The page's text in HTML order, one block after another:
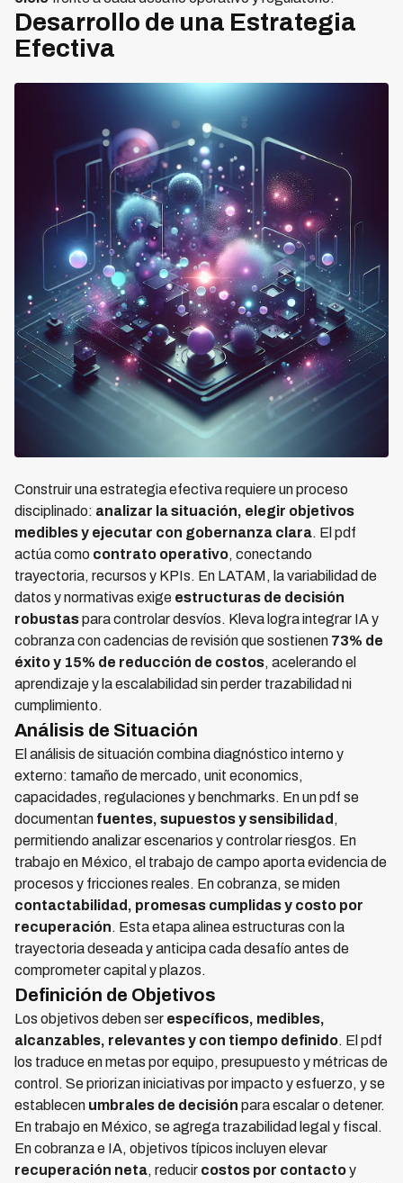
Desarrollo de una Estrategia
Efectiva
Construir una estrategia efectiva requiere un proceso
disciplinado: analizar la situación, elegir objetivos
medibles y ejecutar con gobernanza clara. El pdf
actúa como contrato operativo, conectando
trayectoria, recursos y KPIs. En LATAM, la variabilidad de
datos y normativas exige estructuras de decisión
robustaspara controlar desvíos. Kleva logra integrar IA y
cobranza con cadencias de revisión que sostienen 73% de
éxito y 15% de reducción de costos, acelerando el
aprendizaje y la escalabilidad sin perder trazabilidad ni
cumplimiento.
Análisis de Situación
El análisis de situación combina diagnóstico interno y
externo: tamaño de mercado, unit economics,
capacidades, regulaciones y benchmarks. En un pdf se
documentan fuentes, supuestos y sensibilidad ,
permitiendo analizar escenarios y controlar riesgos. En
trabajo en México, el trabajo de campo aporta evidencia de
procesos y fricciones reales. En cobranza, se miden
contactabilidad, promesas cumplidas y costo por
recuperación. Esta etapa alinea estructuras con la
trayectoria deseada y anticipa cada desafío antes de
comprometer capital y plazos.
Definición de Objetivos
Los objetivos deben ser específicos, medibles,
alcanzables, relevantes y con tiempo definido. El pdf
los traduce en metas por equipo, presupuesto y métricas de
control. Se priorizan iniciativas por impacto y esfuerzo, y se
establecen umbrales de decisión para escalar o detener.
En trabajo en México, se agrega trazabilidad legal y fiscal.
En cobranza e IA, objetivos típicos incluyen elevar
recuperación neta, reducir costos por contactoy